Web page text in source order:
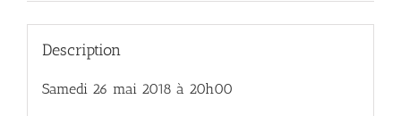
Description
Samedi 26 mai 2018 à 20h00